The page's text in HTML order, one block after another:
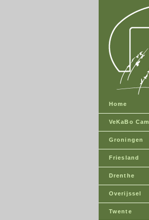
Home
VeKaBo
Groningen
Friesland
Drenthe
Overijssel
Twente